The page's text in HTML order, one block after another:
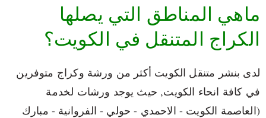
ماهي المناطق التي يصلها
الكراج المتنقل في الكويت؟
لدى بنشر متنقل الكويت أكثر من ورشة وكراج متوفرين
في كافة انحاء الكويت, حيث يوجد ورشات لخدمة
(العاصمة الكويت - الاحمدي - حولي - الفروانية - مبارك